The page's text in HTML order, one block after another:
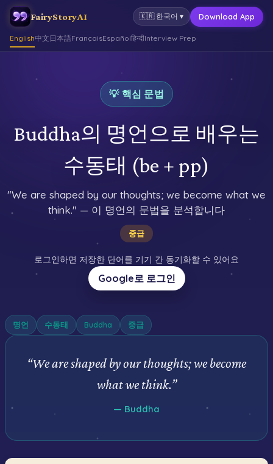
FairyStoryAI 🇰🇷 한국어 ▾ Download App
English中文 日本語FrançaisEspañolहिन्दीInterview Prep
💡 핵심 문법
Buddha의 명언으로 배우는
수동태 (be + pp)
"We are shaped by our thoughts; we become what we
think." — 이 명언의 문법을 분석합니다
중급
로그인하면 저장한 단어를 기기 간 동기화할 수 있어요
Google로 로그인
명언 수동태 Buddha 중급
“We are shaped by our thoughts; we become
what we think.”
— Buddha